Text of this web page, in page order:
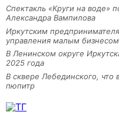
Спектакль «Круги на воде»
Александра Вампилова
Иркутским
управления малым
В Ленинском округе
2025 года
В сквере Лебединского, что
пюпитр